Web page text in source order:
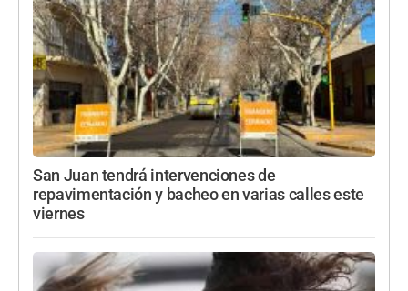
San Juan tendrá intervenciones de
repavimentación y bacheo en varias calles este
viernes